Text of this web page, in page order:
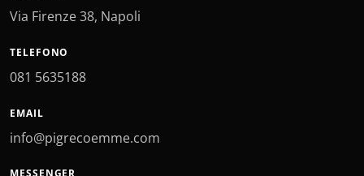
Via Firenze 38, Napoli
TELEFONO
081 5635188
EMAIL
info@pigrecoemme.com
MESSENGER